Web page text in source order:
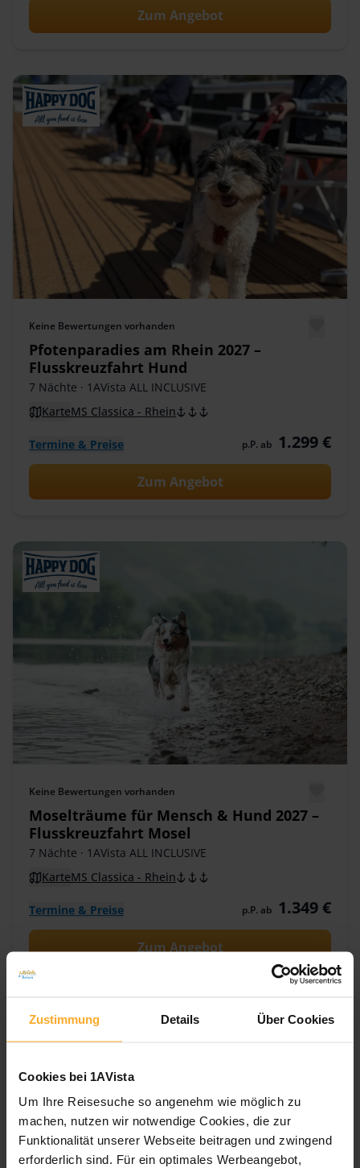
Zustimmung Details Über Cookies
Cookies bei 1AVista
Um Ihre Reisesuche so angenehm wie möglich zu
machen, nutzen wir notwendige Cookies, die zur
Funktionalität unserer Webseite beitragen und zwingend
erforderlich sind. Für ein optimales Werbeangebot,
Zum Angebot
Keine Bewertungen vorhanden
Pfotenparadies am Rhein 2027 –
Flusskreuzfahrt Hund
7 Nächte · 1AVista ALL INCLUSIVE
KarteMS Classica - Rhein
Termine & Preise p.P. ab 1.299 €
Zum Angebot
Keine Bewertungen vorhanden
Moselträume für Mensch & Hund 2027 –
Flusskreuzfahrt Mosel
7 Nächte · 1AVista ALL INCLUSIVE
KarteMS Classica - Rhein
Termine & Preise p.P. ab 1.349 €
Zum Angebot